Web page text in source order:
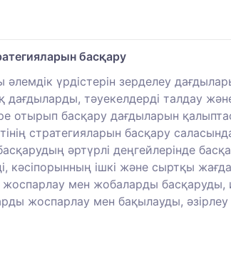
басқару
үрдістерін зерделеу
дағдыларды, тәуекелдерді талдау
отырып басқару дағдыларын
стратегияларын басқару
әртүрлі деңгейлерінде
ішкі және сыртқы
жоспарлау мен жобаларды
жоспарлау мен бақылауды,